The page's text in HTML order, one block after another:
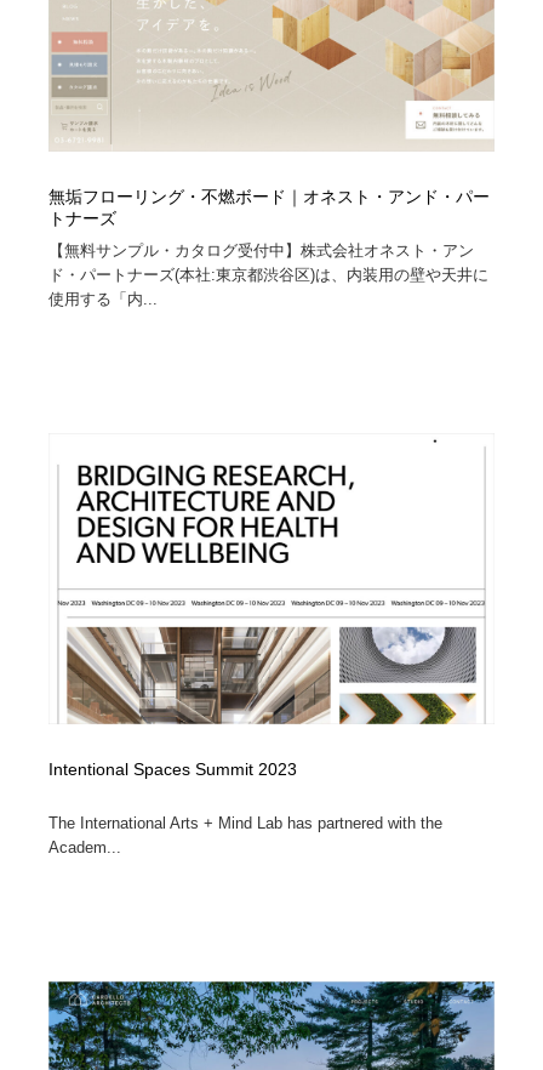
無垢フローリング・不燃ボード｜オネスト・アンド・パー
トナーズ
【無料サンプル・カタログ受付中】株式会社オネスト・アン
ド・パートナーズ(本社:東京都渋谷区)は、内装用の壁や天井に
使用する「内...
Intentional Spaces Summit 2023
The International Arts + Mind Lab has partnered with the
Academ...